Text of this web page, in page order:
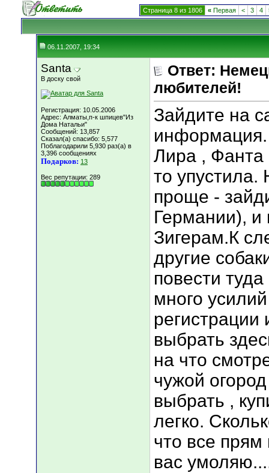
Страница 8 из 1806 « Первая < 3 4
06.11.2007, 19:34
Santa
В доску свой
Регистрация: 10.05.2006
Адрес: Алматы,п-к шпицев"Из
Дома Натальи"
Сообщений: 13,857
Сказал(а) спасибо: 5,577
Поблагодарили 5,930 раз(а) в
3,396 сообщениях
Подарков: 13
Вес репутации: 289
Ответ:
любителей!
Зайдите на
информация.
Лира , Фанта
то
проще -
Германии), и
Зигерам.К
другие
повести
много
регистрации
выбрать
на что
чужой
выбрать ,
легко.
что все прям
вас